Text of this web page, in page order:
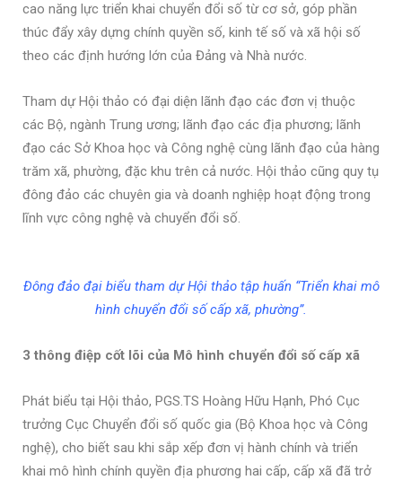
cao năng lực triển khai chuyển đổi số từ cơ sở, góp phần
thúc đẩy xây dựng chính quyền số, kinh tế số và xã hội số
theo các định hướng lớn của Đảng và Nhà nước.
Tham dự Hội thảo có đại diện lãnh đạo các đơn vị thuộc
các Bộ, ngành Trung ương; lãnh đạo các địa phương; lãnh
đạo các Sở Khoa học và Công nghệ cùng lãnh đạo của hàng
trăm xã, phường, đặc khu trên cả nước. Hội thảo cũng quy tụ
đông đảo các chuyên gia và doanh nghiệp hoạt động trong
lĩnh vực công nghệ và chuyển đổi số.
Đông đảo đại biểu tham dự Hội thảo tập huấn “Triển khai mô
hình chuyển đổi số cấp xã, phường”.
3 thông điệp cốt lõi của Mô hình chuyển đổi số cấp xã
Phát biểu tại Hội thảo, PGS.TS Hoàng Hữu Hạnh, Phó Cục
trưởng Cục Chuyển đổi số quốc gia (Bộ Khoa học và Công
nghệ), cho biết sau khi sắp xếp đơn vị hành chính và triển
khai mô hình chính quyền địa phương hai cấp, cấp xã đã trở